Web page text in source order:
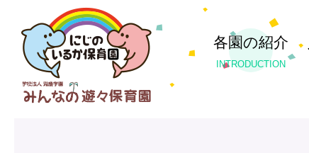
各園の紹介
INTRODUCTION